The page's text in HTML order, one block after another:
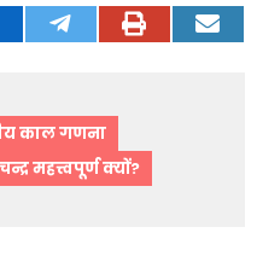
काल गणना
महत्त्वपूर्ण क्यों?